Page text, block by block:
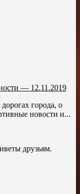
— 12.11.2019
города, о
новости и...
друзьям.